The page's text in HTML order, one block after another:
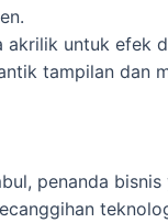
akrilik untuk efek
tampilan dan
penanda